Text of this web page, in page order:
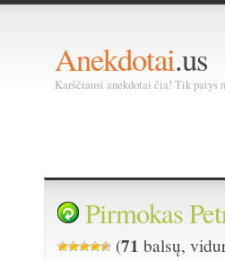
Anekdotai.us
Karščiausi anekdotai čia! Tik patys
Pirmokas
(71 balsų,